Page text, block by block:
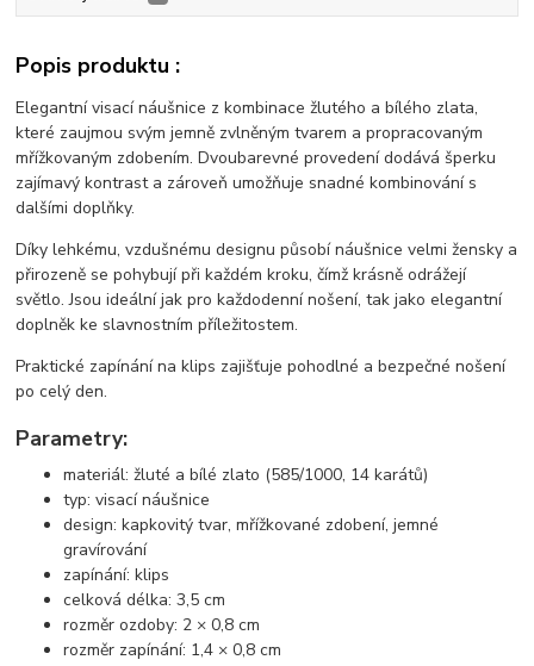
Popis produktu :
Elegantní visací náušnice z kombinace žlutého a bílého zlata,
které zaujmou svým jemně zvlněným tvarem a propracovaným
mřížkovaným zdobením. Dvoubarevné provedení dodává šperku
zajímavý kontrast a zároveň umožňuje snadné kombinování s
dalšími doplňky.
Díky lehkému, vzdušnému designu působí náušnice velmi žensky a
přirozeně se pohybují při každém kroku, čímž krásně odrážejí
světlo. Jsou ideální jak pro každodenní nošení, tak jako elegantní
doplněk ke slavnostním příležitostem.
Praktické zapínání na klips zajišťuje pohodlné a bezpečné nošení
po celý den.
Parametry:
materiál: žluté a bílé zlato (585/1000, 14 karátů)
typ: visací náušnice
design: kapkovitý tvar, mřížkované zdobení, jemné
gravírování
zapínání: klips
celková délka: 3,5 cm
rozměr ozdoby: 2 × 0,8 cm
rozměr zapínání: 1,4 × 0,8 cm